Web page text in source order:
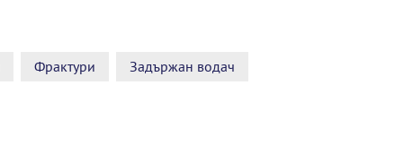
Фрактури
Задържан водач